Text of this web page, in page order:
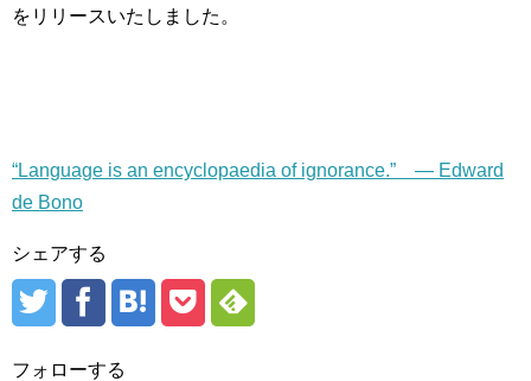
をリリースいたしました。
“Language is an encyclopaedia of ignorance.” — Edward
de Bono
シェアする
フォローする